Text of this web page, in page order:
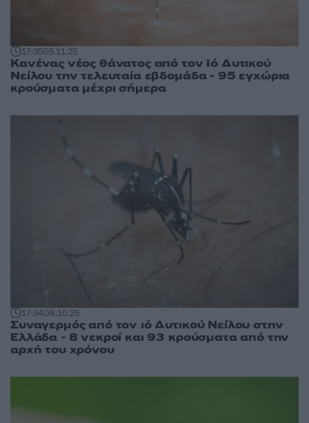
17:3505.11.25
Κανένας νέος θάνατος από τον Ιό Δυτικού
Νείλου την τελευταία εβδομάδα - 95 εγχώρια
κρούσματα μέχρι σήμερα
17:3408.10.25
Συναγερμός από τον ιό Δυτικού Νείλου στην
Ελλάδα - 8 νεκροί και 93 κρούσματα από την
αρχή του χρόνου